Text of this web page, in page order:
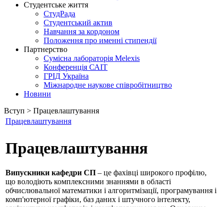
Студентське життя
СтудРада
Студентський актив
Навчання за кордоном
Положення про именні стипендії
Партнерство
Сумісна лабораторія Melexis
Конференція САІТ
ГРІД Україна
Міжнародне наукове співробітництво
Новини
Вступ > Працевлаштування
Працевлаштування
Працевлаштування
Випускники кафедри СП – це фахівці широкого профілю,
що володіють комплексними знаннями в області
обчислювальної математики і алгоритмізації, програмування і
комп'ютерної графіки, баз даних і штучного інтелекту,